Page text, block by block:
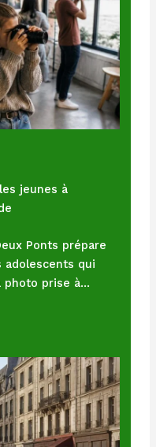
jeunes à
Ponts prépare
adolescents qui
photo prise à…